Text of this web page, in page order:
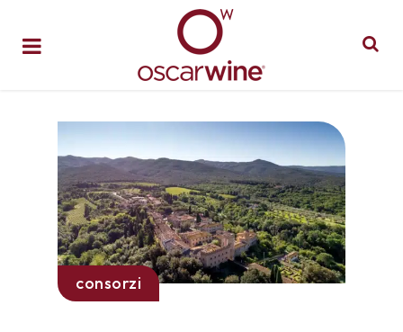
consorzi